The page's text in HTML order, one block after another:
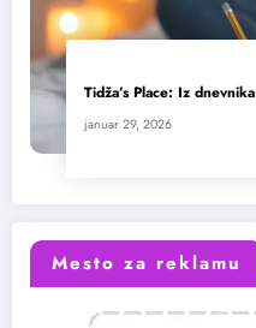
Tidža’s Place: Iz dnevnika
januar 29, 2026
Mesto za reklamu